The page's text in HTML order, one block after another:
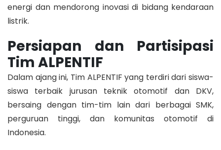
energi dan mendorong inovasi di bidang kendaraan
listrik.
Persiapan dan Partisipasi
Tim ALPENTIF
Dalam ajang ini, Tim ALPENTIF yang terdiri dari siswa-
siswa terbaik jurusan teknik otomotif dan DKV,
bersaing dengan tim-tim lain dari berbagai SMK,
perguruan tinggi, dan komunitas otomotif di
Indonesia.